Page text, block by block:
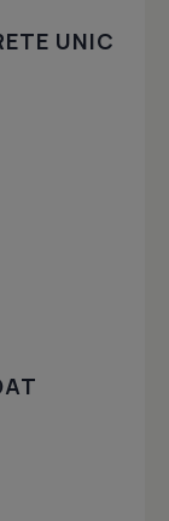
UNIC